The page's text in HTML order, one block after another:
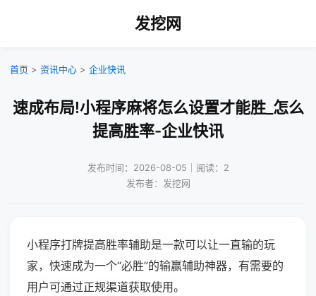
发挖网
首页 > 资讯中心 > 企业快讯
速成布局!小程序麻将怎么设置才能胜_怎么
提高胜率-企业快讯
发布时间：2026-08-05｜阅读：2
发布者：发挖网
小程序打牌提高胜率辅助是一款可以让一直输的玩
家，快速成为一个“必胜”的输赢辅助神器，有需要的
用户可通过正规渠道获取使用。